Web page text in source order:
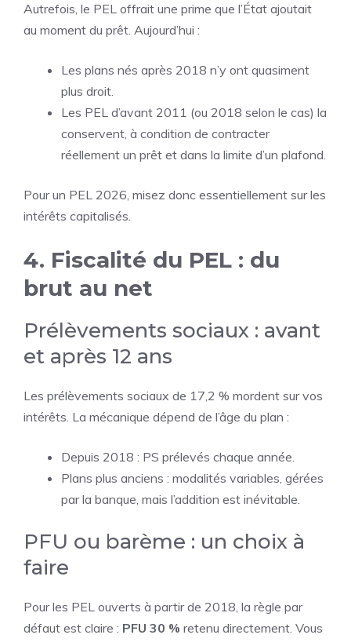
Autrefois, le PEL offrait une prime que l’État ajoutait
au moment du prêt. Aujourd’hui :
Les plans nés après 2018 n’y ont quasiment
plus droit.
Les PEL d’avant 2011 (ou 2018 selon le cas) la
conservent, à condition de contracter
réellement un prêt et dans la limite d’un plafond.
Pour un PEL 2026, misez donc essentiellement sur les
intérêts capitalisés.
4. Fiscalité du PEL : du
brut au net
Prélèvements sociaux : avant
et après 12 ans
Les prélèvements sociaux de 17,2 % mordent sur vos
intérêts. La mécanique dépend de l’âge du plan :
Depuis 2018 : PS prélevés chaque année.
Plans plus anciens : modalités variables, gérées
par la banque, mais l’addition est inévitable.
PFU ou barème : un choix à
faire
Pour les PEL ouverts à partir de 2018, la règle par
défaut est claire : PFU 30 % retenu directement. Vous